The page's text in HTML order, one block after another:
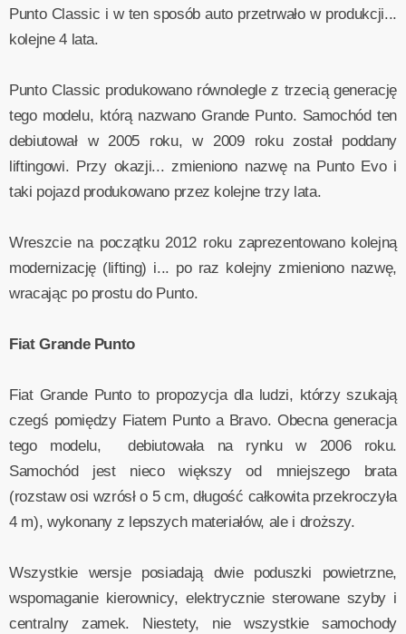
Punto Classic i w ten sposób auto przetrwało w produkcji...
kolejne 4 lata.
Punto Classic produkowano równolegle z trzecią generację
tego modelu, którą nazwano Grande Punto. Samochód ten
debiutował w 2005 roku, w 2009 roku został poddany
liftingowi. Przy okazji... zmieniono nazwę na Punto Evo i
taki pojazd produkowano przez kolejne trzy lata.
Wreszcie na początku 2012 roku zaprezentowano kolejną
modernizację (lifting) i... po raz kolejny zmieniono nazwę,
wracając po prostu do Punto.
Fiat Grande Punto
Fiat Grande Punto to propozycja dla ludzi, którzy szukają
czegś pomiędzy Fiatem Punto a Bravo. Obecna generacja
tego modelu, debiutowała na rynku w 2006 roku.
Samochód jest nieco większy od mniejszego brata
(rozstaw osi wzrósł o 5 cm, długość całkowita przekroczyła
4 m), wykonany z lepszych materiałów, ale i droższy.
Wszystkie wersje posiadają dwie poduszki powietrzne,
wspomaganie kierownicy, elektrycznie sterowane szyby i
centralny zamek. Niestety, nie wszystkie samochody